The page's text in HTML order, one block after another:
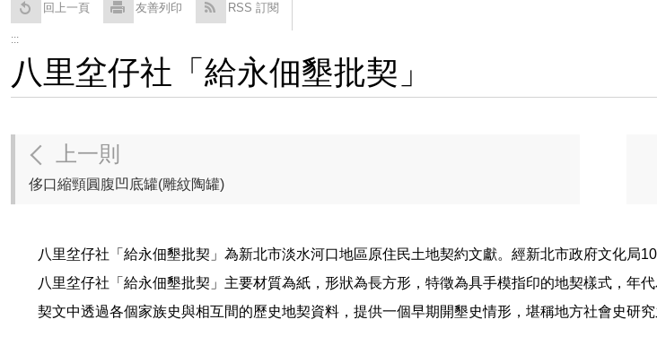
回上一頁 友善列印 RSS 訂閱
:::
八里坌仔社「給永佃墾批契」
上一則
侈口縮頸圓腹凹底罐(雕紋陶罐)
八里坌仔社「給永佃墾批契」為新北市淡水河口地區原住民土地契約文獻。經新北市政府文化局
八里坌仔社「給永佃墾批契」主要材質為紙，形狀為長方形，特徵為具手模指印的地契樣式，年
契文中透過各個家族史與相互間的歷史地契資料，提供一個早期開墾史情形，堪稱地方社會史研究